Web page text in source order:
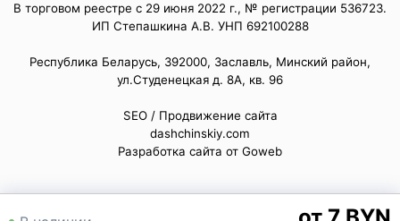
В торговом реестре с 29 июня 2022 г., № регистрации 536723.
ИП Степашкина А.В. УНП 692100288
Республика Беларусь, 392000, Заславль, Минский район,
ул.Студенецкая д. 8А, кв. 96
SEO / Продвижение сайта
dashchinskiy.com
Разработка сайта от Goweb